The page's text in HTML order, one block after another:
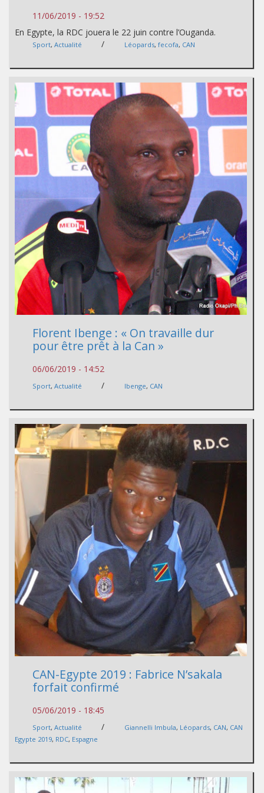
11/06/2019 - 19:52
En Egypte, la RDC jouera le 22 juin contre l’Ouganda.
Sport, Actualité / Léopards, fecofa, CAN
Florent Ibenge : « On travaille dur
pour être prêt à la Can »
06/06/2019 - 14:52
Sport, Actualité / Ibenge, CAN
CAN-Egypte 2019 : Fabrice N’sakala
forfait confirmé
05/06/2019 - 18:45
Sport, Actualité / Giannelli Imbula, Léopards, CAN, CAN
Egypte 2019, RDC, Espagne